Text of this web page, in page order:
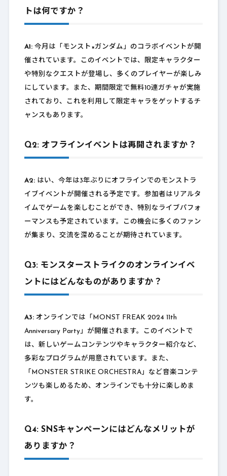
トは何ですか？
A1:今月は「モンスト×ガンダム」のコラボイベントが開
催されています。このイベントでは、限定キャラクター
や特別なクエストが登場し、多くのプレイヤーが楽しみ
にしています。また、期間限定で無料10連ガチャが実施
されており、これを利用して限定キャラをゲットするチ
ャンスもあります。
Q2: オフラインイベントは再開されますか？
A2:はい、今年は3年ぶりにオフラインでのモンストラ
イブイベントが開催される予定です。参加者はリアルタ
イムでゲームを楽しむことができ、特別なライブパフォ
ーマンスも予定されています。この機会に多くのファン
が集まり、交流を深めることが期待されています。
Q3: モンスターストライクのオンラインイベ
ントにはどんなものがありますか？
A3:オンラインでは「MONST FREAK 2024 11th
Anniversary Party」が開催されます。このイベントで
は、新しいゲームコンテンツやキャラクター紹介など、
多彩なプログラムが用意されています。また、
「MONSTER STRIKE ORCHESTRA」など音楽コンテ
ンツも楽しめるため、オンラインでも十分に楽しめま
す。
Q4: SNSキャンペーンにはどんなメリットが
ありますか？